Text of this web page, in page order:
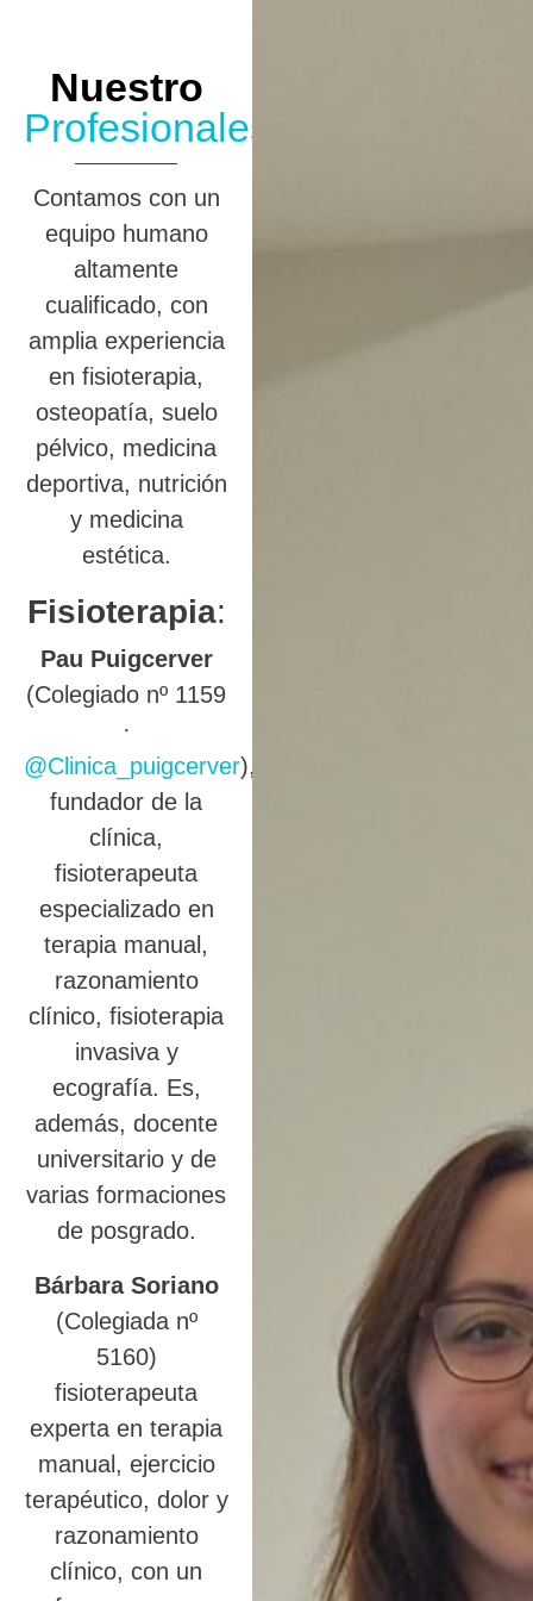
Nuestro
Profesionales
Contamos con un
equipo humano
altamente
cualificado, con
amplia experiencia
en fisioterapia,
osteopatía, suelo
pélvico, medicina
deportiva, nutrición
y medicina
estética.
Fisioterapia:
Pau Puigcerver
(Colegiado nº 1159
·
@Clinica_puigcerver),
fundador de la
clínica,
fisioterapeuta
especializado en
terapia manual,
razonamiento
clínico, fisioterapia
invasiva y
ecografía. Es,
además, docente
universitario y de
varias formaciones
de posgrado.
Bárbara Soriano
(Colegiada nº
5160)
fisioterapeuta
experta en terapia
manual, ejercicio
terapéutico, dolor y
razonamiento
clínico, con un